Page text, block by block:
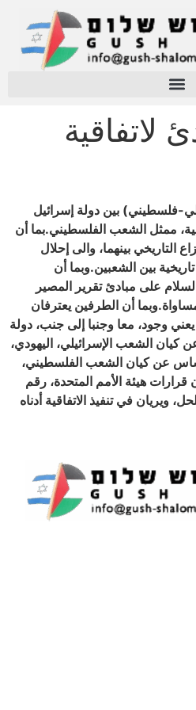
لاتفاقية
فلسطيني) بين دولة إسرائيل
ممثل الشعب الفلسطيني.بما أن
التاريخي بينهما، والى إحلال
بين الشعبين.وبما أن
على مبادئ تقرير المصير
أن الطرفين يعترفان
وجود، معا وجنبا إلى جنب، دولة
كيان الشعب الإسرائيلي، اليهودي،
عن كيان الشعب الفلسطيني،
قرارات هيئة الأمم المتحدة، رقم
كأساس للحل، ويريان في تنفيذ الاتفاقية أدناه